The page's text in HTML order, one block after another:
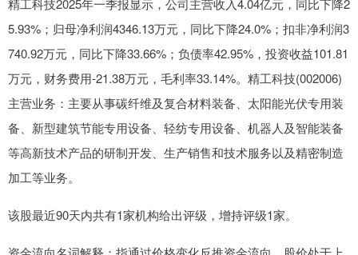
精工科技2025年一季报显示，公司主营收入4.04亿元，同比下降2
5.93%；归母净利润4346.13万元，同比下降24.0%；扣非净利润3
740.92万元，同比下降33.66%；负债率42.95%，投资收益101.81
万元，财务费用-21.38万元，毛利率33.14%。精工科技(002006)
主营业务：主要从事碳纤维及复合材料装备、太阳能光伏专用装
备、新型建筑节能专用设备、轻纺专用设备、机器人及智能装备
等高新技术产品的研制开发、生产销售和技术服务以及精密制造
加工等业务。
该股最近90天内共有1家机构给出评级，增持评级1家。